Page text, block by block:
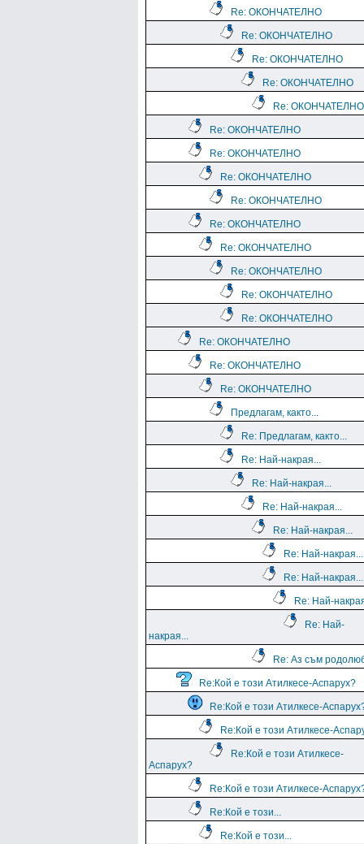
Re: ОКОНЧАТЕЛНО
Re: ОКОНЧАТЕЛНО
Re: ОКОНЧАТЕЛНО
Re: ОКОНЧАТЕЛНО
Re: ОКОНЧАТЕЛНО
Re: ОКОНЧАТЕЛНО
Re: ОКОНЧАТЕЛНО
Re: ОКОНЧАТЕЛНО
Re: ОКОНЧАТЕЛНО
Re: ОКОНЧАТЕЛНО
Re: ОКОНЧАТЕЛНО
Re: ОКОНЧАТЕЛНО
Re: ОКОНЧАТЕЛНО
Re: ОКОНЧАТЕЛНО
Re: ОКОНЧАТЕЛНО
Re: ОКОНЧАТЕЛНО
Re: ОКОНЧАТЕЛНО
Предлагам, както...
Re: Предлагам, както...
Re: Най-накрая...
Re: Най-накрая...
Re: Най-накрая...
Re: Най-накрая...
Re: Най-накрая...
Re: Най-накрая...
Re: Най-
Re: Най-
накрая...
Re: Аз съм
Re:Кой е този Атилкесе-Аспарух?
Re:Кой е този Атилкесе-
Re:Кой е този Атилкесе-
Re:Кой е този Атилкесе-
Аспарух?
Re:Кой е този Атилкесе-
Re:Кой е този...
Re:Кой е този...